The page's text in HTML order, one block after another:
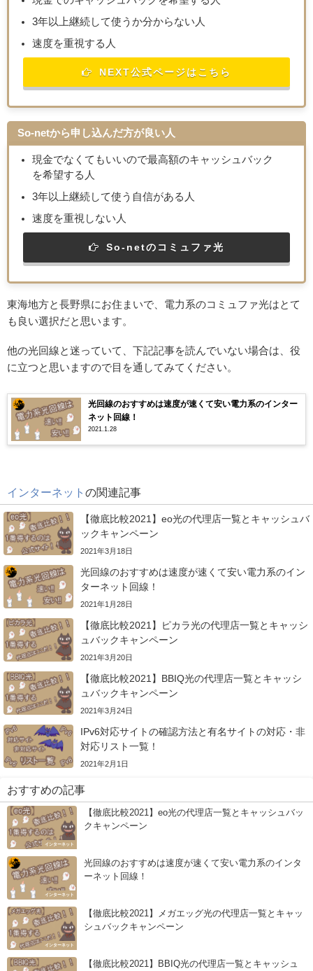
3年以上継続して使うか分からない人
速度を重視する人
NEXT公式ページはこちら
So-netから申し込んだ方が良い人
現金でなくてもいいので最高額のキャッシュバック
を希望する人
3年以上継続して使う自信がある人
速度を重視しない人
So-netのコミュファ光
東海地方と長野県にお住まいで、電力系のコミュファ光はとて
も良い選択だと思います。
他の光回線と迷っていて、下記記事を読んでいない場合は、役
に立つと思いますので目を通してみてください。
光回線のおすすめは速度が速くて安い電力系のインター
ネット回線！
2021.1.28
インターネット の関連記事
【徹底比較2021】eo光の代理店一覧とキャッシュバ
ックキャンペーン
2021年3月18日
光回線のおすすめは速度が速くて安い電力系のイン
ターネット回線！
2021年1月28日
【徹底比較2021】ピカラ光の代理店一覧とキャッシ
ュバックキャンペーン
2021年3月20日
【徹底比較2021】BBIQ光の代理店一覧とキャッシ
ュバックキャンペーン
2021年3月24日
IPv6対応サイトの確認方法と有名サイトの対応・非
対応リスト一覧！
2021年2月1日
おすすめの記事
インターネット
【徹底比較2021】eo光の代理店一覧とキャッシュバッ
クキャンペーン
インターネット
光回線のおすすめは速度が速くて安い電力系のインタ
ーネット回線！
インターネット
【徹底比較2021】メガエッグ光の代理店一覧とキャッ
シュバックキャンペーン
【徹底比較2021】BBIQ光の代理店一覧とキャッシュ